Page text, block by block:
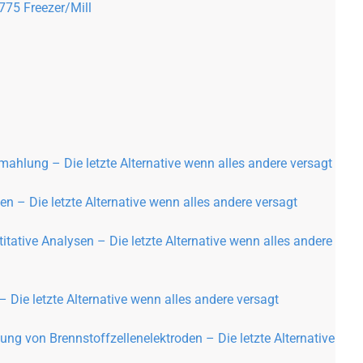
Freezer/Mill
– Die letzte Alternative wenn alles andere versagt
– Die letzte Alternative wenn alles andere versagt
Analysen – Die letzte Alternative wenn alles andere
Die letzte Alternative wenn alles andere versagt
von Brennstoffzellenelektroden – Die letzte Alternative